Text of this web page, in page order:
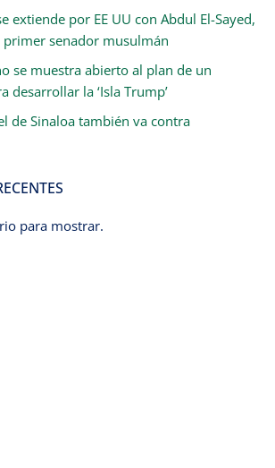
extiende por EE UU con Abdul El-Sayed,
primer senador musulmán
se muestra abierto al plan de un
desarrollar la ‘Isla Trump’
de Sinaloa también va contra
para mostrar.